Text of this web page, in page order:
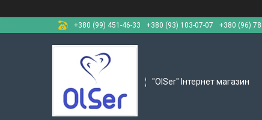
+380 (99) 451-46-33
+380 (93) 103-07-07 +380 (96)
"OlSer" Інтернет магазин